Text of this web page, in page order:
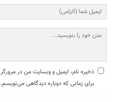
ذخیره نام، ایمیل و وبسایت من در مرورگر
برای زمانی که دوباره دیدگاهی می‌نویسم.